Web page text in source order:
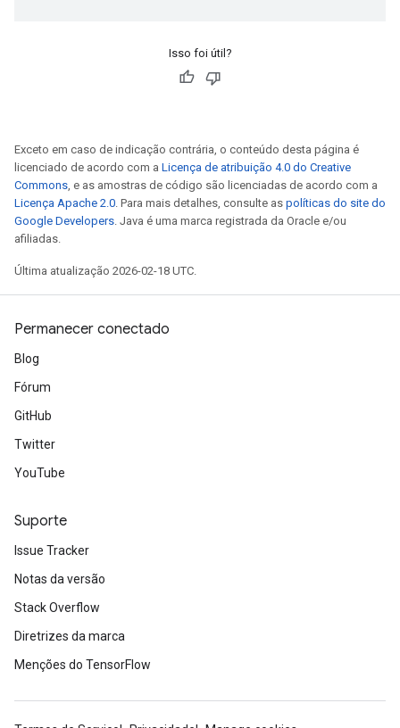
Isso foi útil?
Exceto em caso de indicação contrária, o conteúdo desta página é
licenciado de acordo com a Licença de atribuição 4.0 do Creative
Commons, e as amostras de código são licenciadas de acordo com a
Licença Apache 2.0. Para mais detalhes, consulte as políticas do site do
Google Developers. Java é uma marca registrada da Oracle e/ou
afiliadas.
Última atualização 2026-02-18 UTC.
Permanecer conectado
Blog
Fórum
GitHub
Twitter
YouTube
Suporte
Issue Tracker
Notas da versão
Stack Overflow
Diretrizes da marca
Menções do TensorFlow